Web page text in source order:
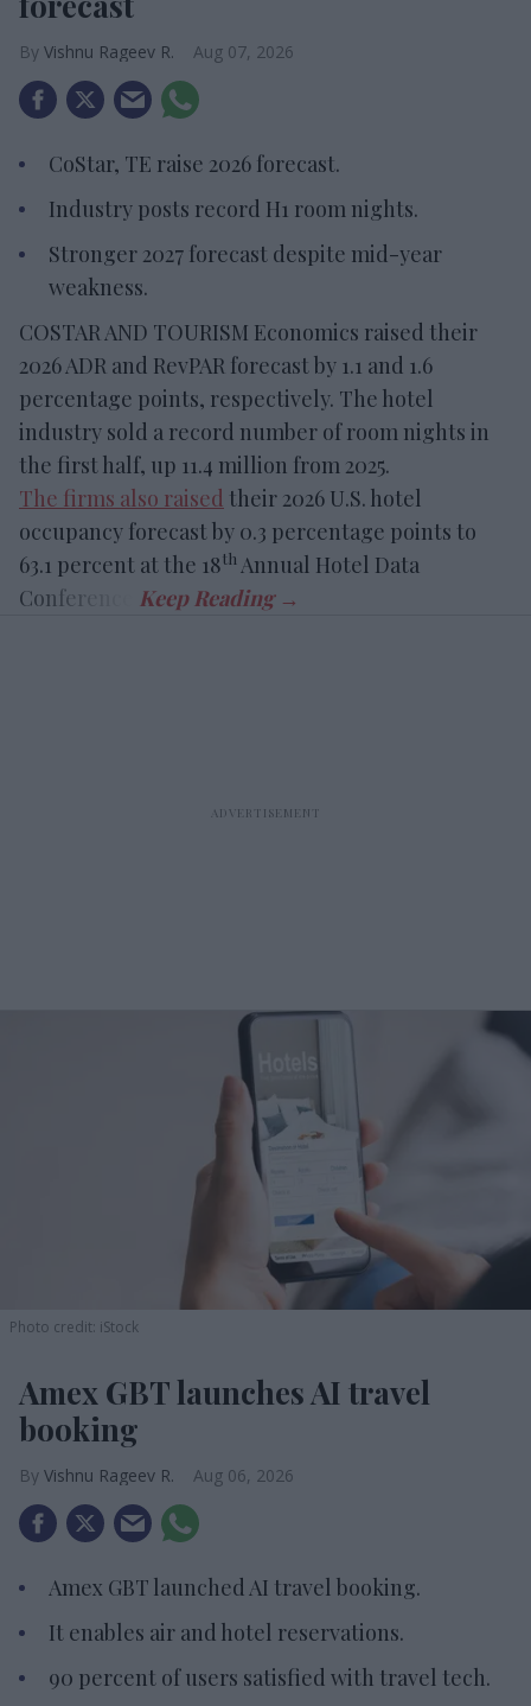
Vishnu Rageev R. Aug 07, 2026
CoStar, TE raise 2026 forecast.
Industry posts record H1 room nights.
Stronger 2027 forecast despite mid-year
weakness.
COSTAR AND TOURISM Economics raised their
2026 ADR and RevPAR forecast by 1.1 and 1.6
percentage points, respectively. The hotel
industry sold a record number of room nights in
the first half, up 11.4 million from 2025.
The firms also raised their 2026 U.S. hotel
occupancy forecast by 0.3 percentage points to
63.1 percent at the 18th Annual Hotel Data
Conference.
Photo credit: iStock
Amex GBT launches AI travel
booking
Vishnu Rageev R. Aug 06, 2026
Amex GBT launched AI travel booking.
It enables air and hotel reservations.
90 percent of users satisfied with travel tech.